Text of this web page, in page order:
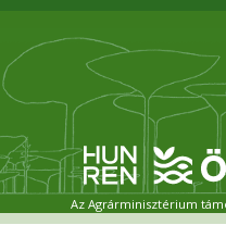
Az Agrárminisztérium